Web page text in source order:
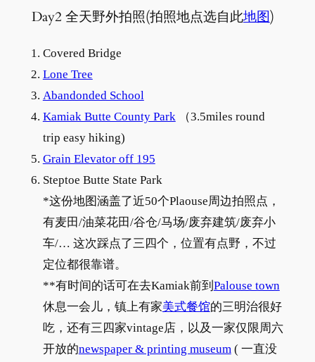
Day2 全天野外拍照(拍照地点选自此地图)
Covered Bridge
Lone Tree
Abandonded School
Kamiak Butte County Park （3.5miles round
trip easy hiking)
Grain Elevator off 195
Steptoe Butte State Park
*这份地图涵盖了近50个Plaouse周边拍照点，
有麦田/油菜花田/谷仓/马场/废弃建筑/废弃小
车/… 这次踩点了三四个，位置有点野，不过
定位都很靠谱。
**有时间的话可在去Kamiak前到 Palouse town
休息一会儿，镇上有家美式餐馆的三明治很好
吃，还有三四家vintage店，以及一家仅限周六
开放的newspaper & printing museum ( 一直没